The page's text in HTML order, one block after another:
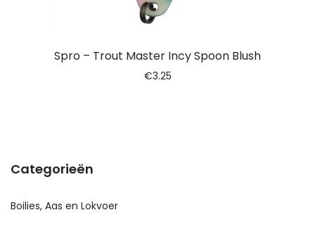
Spro – Trout Master Incy Spoon Blush
€3.25
Categorieën
Boilies, Aas en Lokvoer